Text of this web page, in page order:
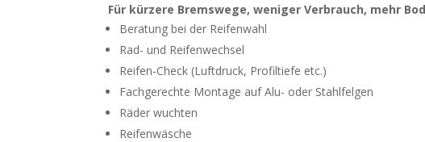
Für kürzere Bremswege, weniger Verbrauch, mehr
Beratung bei der Reifenwahl
Rad- und Reifenwechsel
Reifen-Check (Luftdruck, Profiltiefe etc.)
Fachgerechte Montage auf Alu- oder Stahlfelgen
Räder wuchten
Reifenwäsche